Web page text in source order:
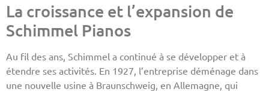
La croissance et l’expansion de
Schimmel Pianos
Au fil des ans, Schimmel a continué à se développer et à
étendre ses activités. En 1927, l’entreprise déménage dans
une nouvelle usine à Braunschweig, en Allemagne, qui